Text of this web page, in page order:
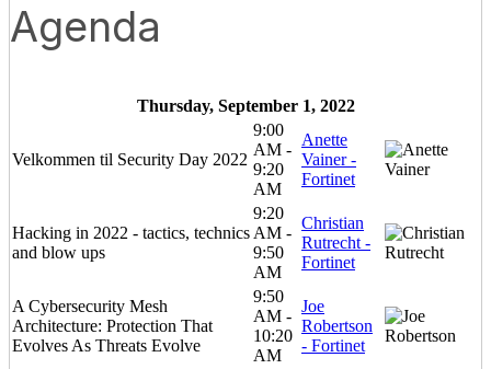
Agenda
Thursday, September 1, 2022
Velkommen til Security Day 2022
9:00
AM -
9:20
AM
Anette
Vainer -
Fortinet
Hacking in 2022 - tactics, technics
and blow ups
9:20
AM -
9:50
AM
Christian
Rutrecht -
Fortinet
A Cybersecurity Mesh
Architecture: Protection That
Evolves As Threats Evolve
9:50
AM -
10:20
AM
Joe
Robertson
- Fortinet